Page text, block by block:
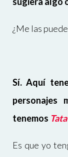
¿Me las
Sí. Aquí
personajes
tenemos
Es que yo